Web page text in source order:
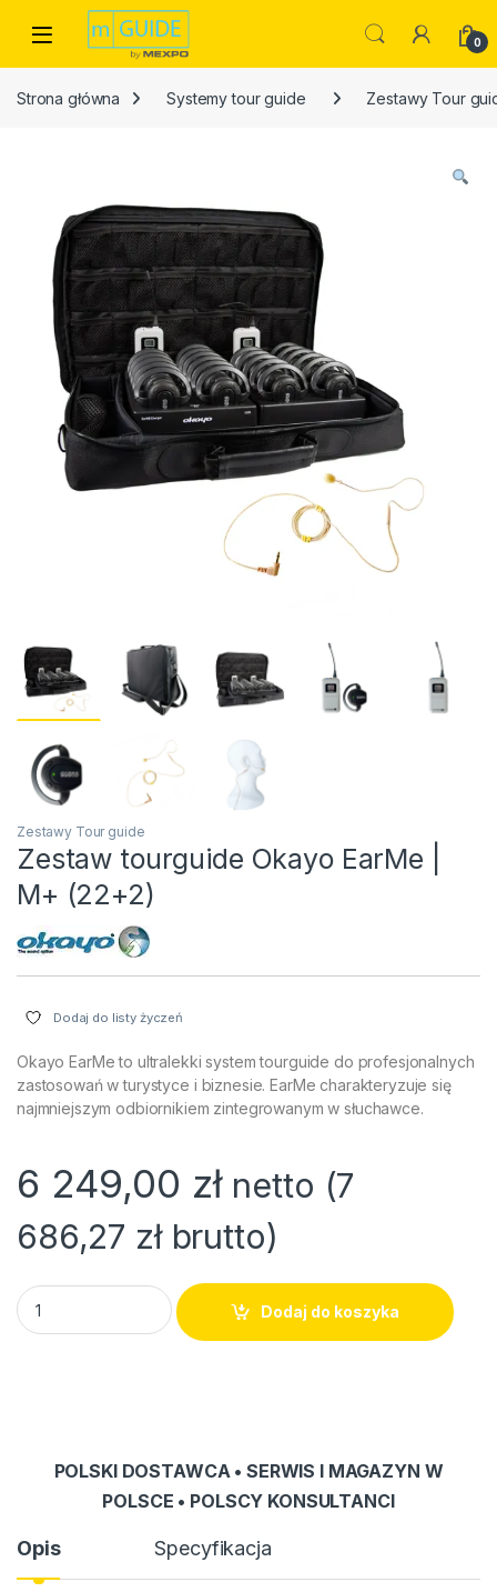
Skip to navigation
Skip to content
Open 0
Strona główna Systemy tour guide Zestawy Tour
Zestawy Tour guide
Zestaw tourguide Okayo EarMe |
M+ (22+2)
Dodaj do listy życzeń
Okayo EarMe to ultralekki system tourguide do profesjonalnych
zastosowań w turystyce i biznesie. EarMe charakteryzuje się
najmniejszym odbiornikiem zintegrowanym w słuchawce.
6 249,00 zł netto (7
686,27 złbrutto)
Zestaw tourguide Okayo EarMe | M+ (22+2) quantity
Dodaj do koszyka
POLSKI DOSTAWCA • SERWIS I MAGAZYN W
POLSCE • POLSCY KONSULTANCI
Opis Specyfikacja